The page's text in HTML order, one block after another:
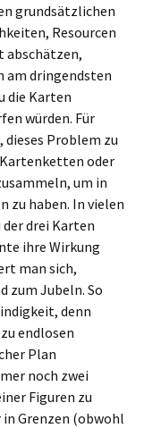
grundsätzlichen
Resourcen
abschätzen,
am dringendsten
die Karten
würden. Für
Problem zu
oder
um in
zu haben. In vielen
der drei Karten
ihre Wirkung
man sich,
zum Jubeln. So
denn
endlosen
Plan
noch zwei
Figuren zu
Grenzen (obwohl